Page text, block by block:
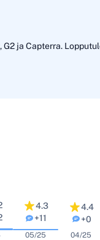
ja Capterra.
4.3
+11
05/25
4.4
+0
04/25